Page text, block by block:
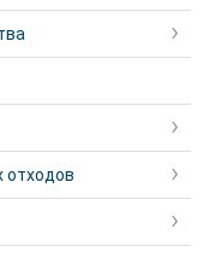
отходов